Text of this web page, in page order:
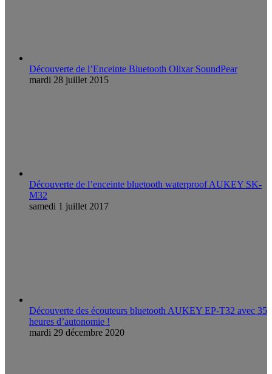
Découverte de l’Enceinte Bluetooth Olixar SoundPear
mardi 28 juillet 2015
Découverte de l’enceinte bluetooth waterproof AUKEY SK-
M32
samedi 1 juillet 2017
Découverte des écouteurs bluetooth AUKEY EP-T32 avec 35
heures d’autonomie !
mardi 29 décembre 2020